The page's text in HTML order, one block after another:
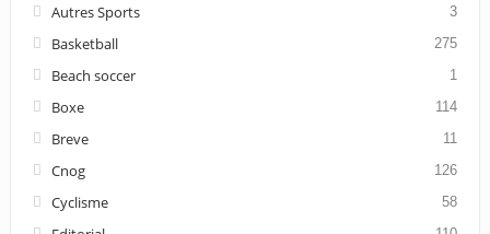
Autres Sports 3
Basketball 275
Beach soccer 1
Boxe 114
Breve 11
Cnog 126
Cyclisme 58